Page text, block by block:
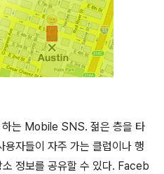
하는 Mobile SNS. 젊은 층을 타
자들이 자주 가는 클럽이나 행
정보를 공유할 수 있다. Faceb